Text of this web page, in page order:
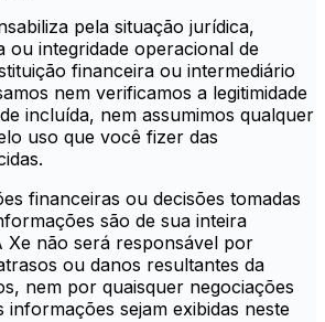
pela situação jurídica,
ou integridade operacional de
financeira ou intermediário
nem verificamos a legitimidade
incluída, nem assumimos qualquer
uso que você fizer das
financeiras ou decisões tomadas
são de sua inteira
Xe não será responsável por
ou danos resultantes da
nem por quaisquer negociações
sejam exibidas neste